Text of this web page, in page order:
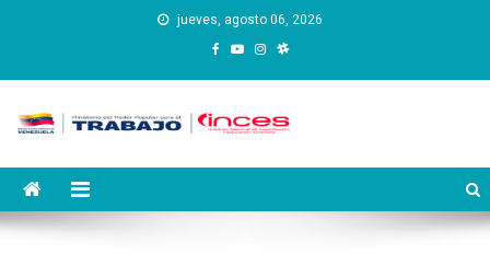
jueves, agosto 06, 2026
Instituto Nacional de
Capacitación y Educación